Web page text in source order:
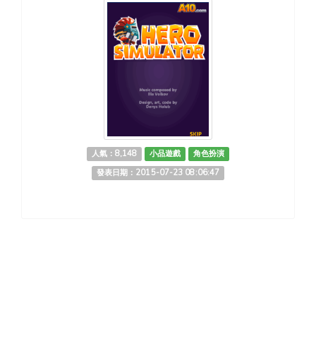
人氣：8,148 小品遊戲
角色扮演
發表日期：2015-07-23 08:06:47